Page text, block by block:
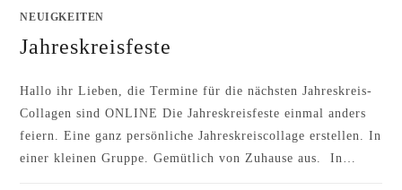
NEUIGKEITEN
Jahreskreisfeste
Hallo ihr Lieben, die Termine für die nächsten Jahreskreis-
Collagen sind ONLINE Die Jahreskreisfeste einmal anders
feiern. Eine ganz persönliche Jahreskreiscollage erstellen. In
einer kleinen Gruppe. Gemütlich von Zuhause aus. In…